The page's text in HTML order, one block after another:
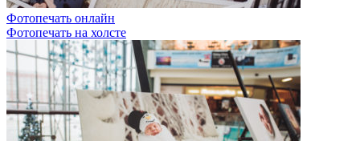
Фотопечать онлайн
Фотопечать на холсте